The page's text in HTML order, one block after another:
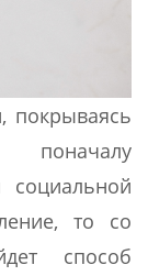
покрываясь
поначалу
социальной
то со
способ